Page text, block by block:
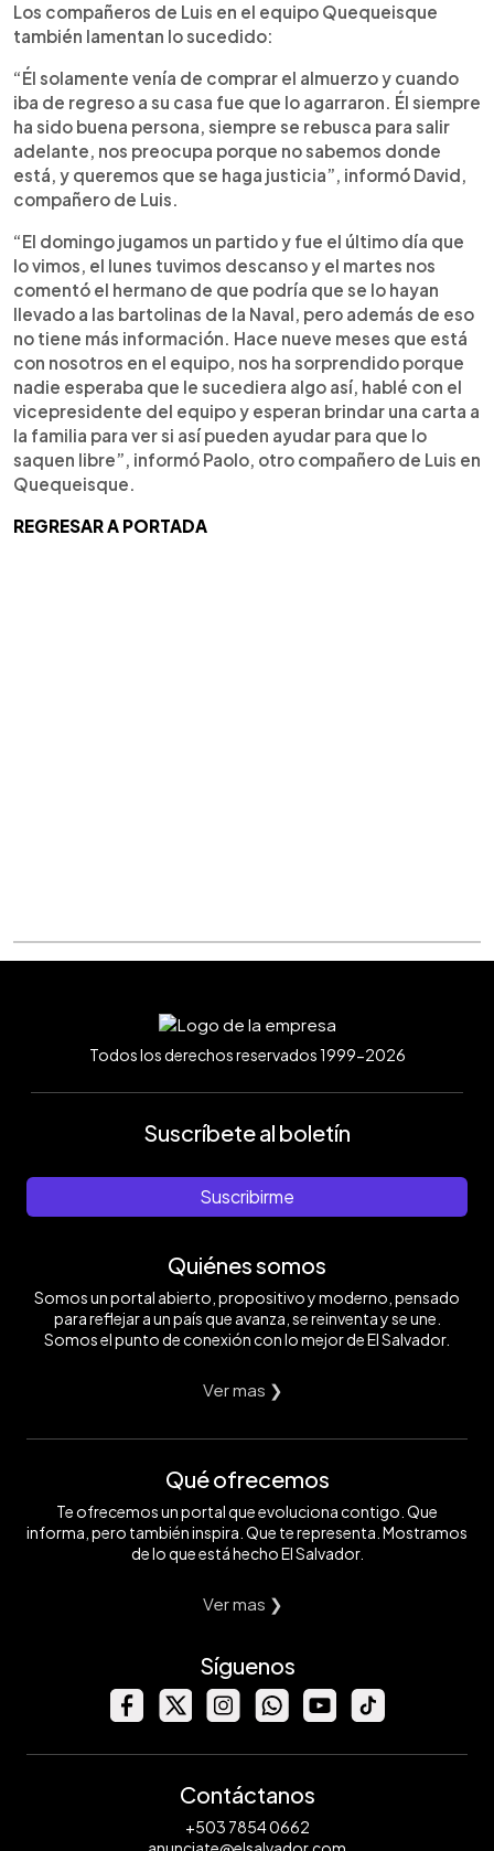
Los compañeros de Luis en el equipo Quequeisque
también lamentan lo sucedido:
“Él solamente venía de comprar el almuerzo y cuando
iba de regreso a su casa fue que lo agarraron. Él siempre
ha sido buena persona, siempre se rebusca para salir
adelante, nos preocupa porque no sabemos donde
está, y queremos que se haga justicia”, informó David,
compañero de Luis.
“El domingo jugamos un partido y fue el último día que
lo vimos, el lunes tuvimos descanso y el martes nos
comentó el hermano de que podría que se lo hayan
llevado a las bartolinas de la Naval, pero además de eso
no tiene más información. Hace nueve meses que está
con nosotros en el equipo, nos ha sorprendido porque
nadie esperaba que le sucediera algo así, hablé con el
vicepresidente del equipo y esperan brindar una carta a
la familia para ver si así pueden ayudar para que lo
saquen libre”, informó Paolo, otro compañero de Luis en
Quequeisque.
REGRESAR A PORTADA
Todos los derechos reservados 1999-2026
Suscríbete al boletín
Suscribirme
Quiénes somos
Somos un portal abierto, propositivo y moderno, pensado
para reflejar a un país que avanza, se reinventa y se une.
Somos el punto de conexión con lo mejor de El Salvador.
Ver mas ❯
Qué ofrecemos
Te ofrecemos un portal que evoluciona contigo. Que
informa, pero también inspira. Que te representa. Mostramos
de lo que está hecho El Salvador.
Ver mas ❯
Síguenos
Contáctanos
+503 7854 0662